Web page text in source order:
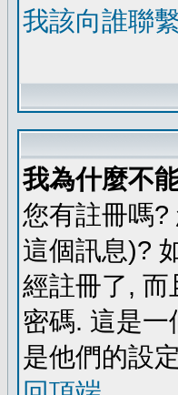
我該向誰聯
我為什麼不
您有註冊嗎?
這個訊息)?
經註冊了, 而
密碼. 這是
是他們的設